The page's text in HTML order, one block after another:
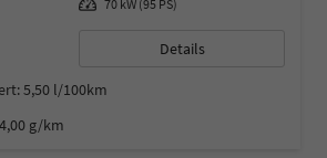
Leistung 70 kW (95 PS)
Details
5,50 l/100km
g/km